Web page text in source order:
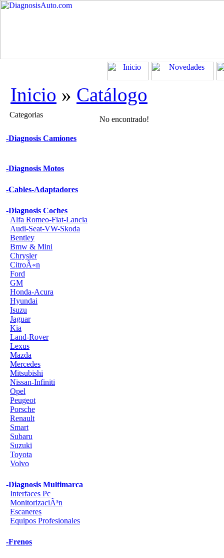
Inicio » Catálogo
Categorias
-Diagnosis Camiones
-Diagnosis Motos
-Cables-Adaptadores
-Diagnosis Coches
Alfa Romeo-Fiat-Lancia
Audi-Seat-VW-Skoda
Bentley
Bmw & Mini
Chrysler
CitroÃ«n
Ford
GM
Honda-Acura
Hyundai
Isuzu
Jaguar
Kia
Land-Rover
Lexus
Mazda
Mercedes
Mitsubishi
Nissan-Infiniti
Opel
Peugeot
Porsche
Renault
Smart
Subaru
Suzuki
Toyota
Volvo
-Diagnosis Multimarca
Interfaces Pc
MonitorizaciÃ³n
Escaneres
Equipos Profesionales
-Frenos
No encontrado!